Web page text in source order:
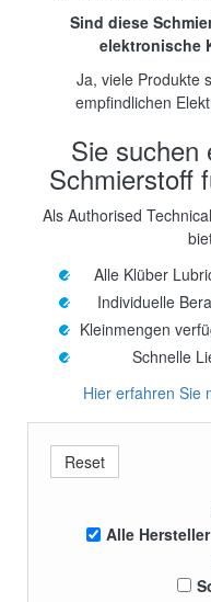
Sind diese
elektronische
Ja, viele Produkte
empfindlichen
Sie suchen
Schmierstoff
Als Authorised
Alle Klüber
Individuelle
Kleinmengen
Schnelle
Hier erfahren Sie
Alle Hersteller